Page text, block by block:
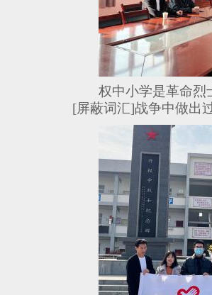
权中小学是革命烈
[屏蔽词汇]战争中做出